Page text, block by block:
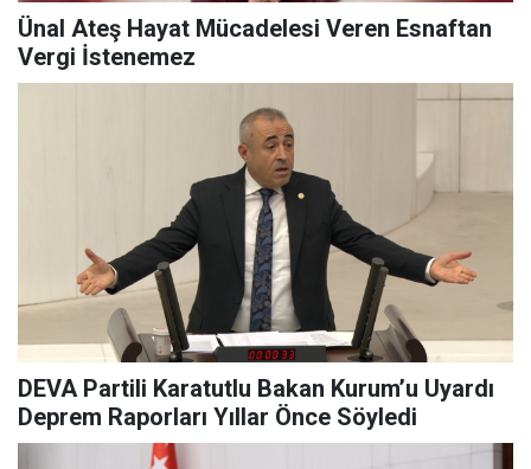
Ünal Ateş Hayat Mücadelesi Veren Esnaftan
Vergi İstenemez
DEVA Partili Karatutlu Bakan Kurum’u Uyardı
Deprem Raporları Yıllar Önce Söyledi